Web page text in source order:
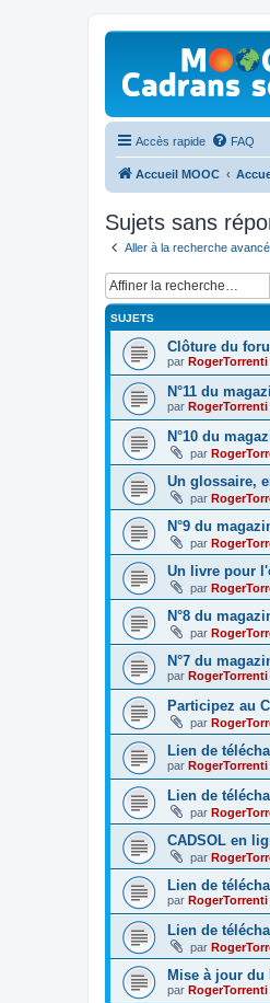
Accès rapide FAQ
Accueil MOOC
Sujets sans
Aller à la recherche
SUJETS
Clôture du
par RogerTorrenti
N°11 du
par RogerTorrenti
N°10 du
par
Un glossaire,
par
N°9 du
par
Un livre pour
par
N°8 du
par
N°7 du
par RogerTorrenti
Participez au
par
Lien de
par RogerTorrenti
Lien de
par
CADSOL en
par
Lien de
par RogerTorrenti
Lien de
par
Mise à jour du
par RogerTorrenti